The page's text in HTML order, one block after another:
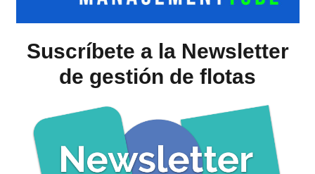
Suscríbete a la Newsletter
de gestión de flotas